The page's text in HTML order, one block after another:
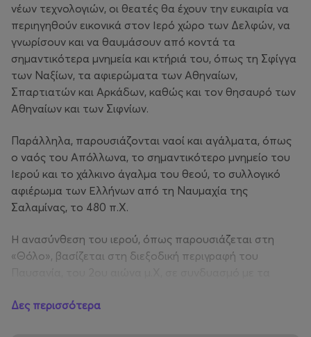
νέων τεχνολογιών, οι θεατές θα έχουν την ευκαιρία να
περιηγηθούν εικονικά στον Ιερό χώρο των Δελφών, να
γνωρίσουν και να θαυμάσουν από κοντά τα
σημαντικότερα μνημεία και κτήριά του, όπως τη Σφίγγα
των Ναξίων, τα αφιερώματα των Αθηναίων,
Σπαρτιατών και Αρκάδων, καθώς και τον θησαυρό των
Αθηναίων και των Σιφνίων.
Παράλληλα, παρουσιάζονται ναοί και αγάλματα, όπως
ο ναός του Απόλλωνα, το σημαντικότερο μνημείο του
Ιερού και το χάλκινο άγαλμα του θεού, το συλλογικό
αφιέρωμα των Ελλήνων από τη Ναυμαχία της
Σαλαμίνας, το 480 π.Χ.
Η ανασύνθεση του ιερού, όπως παρουσιάζεται στη
«Θόλο», βασίζεται στη διεξοδική περιγραφή του
Δες περισσότερα